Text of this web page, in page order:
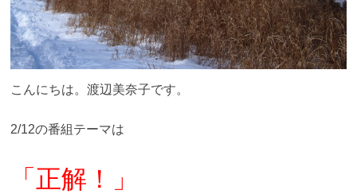
こんにちは。渡辺美奈子です。
2/12の番組テーマは
「正解！」